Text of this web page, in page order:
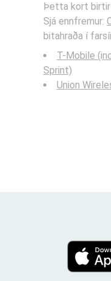
Þetta kort birtir
Sjá ennfremur:
bitahraða í
T-Mobile
Sprint)
Union